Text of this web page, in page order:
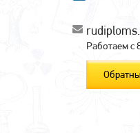
Работаем с